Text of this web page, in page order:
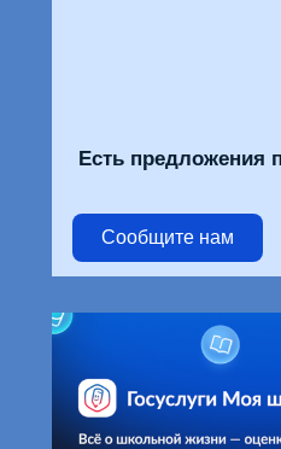
Есть предложения
Сообщите нам